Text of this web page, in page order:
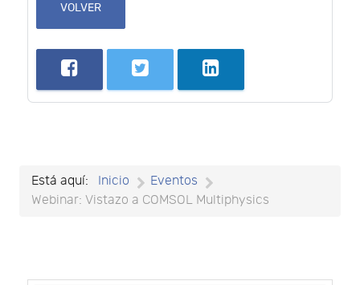
VOLVER
Está aquí: Inicio
Eventos
Webinar: Vistazo a COMSOL Multiphysics